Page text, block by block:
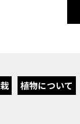
植物について